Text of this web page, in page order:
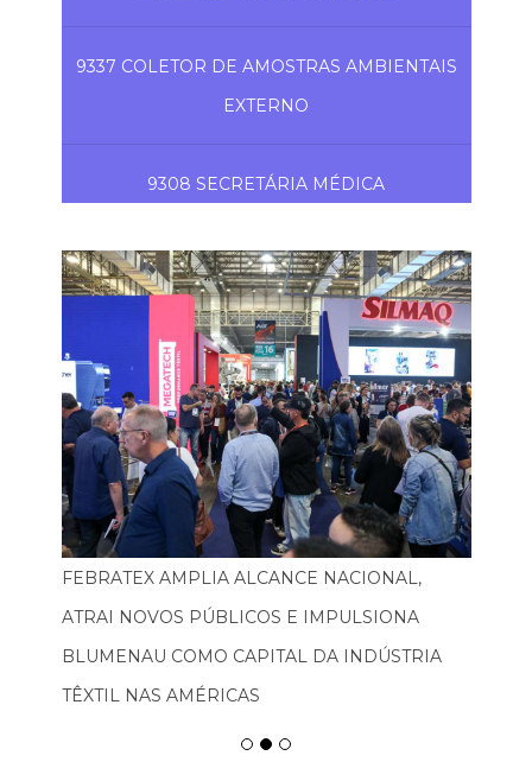
9337 COLETOR DE AMOSTRAS AMBIENTAIS
EXTERNO
9308 SECRETÁRIA MÉDICA
FEBRATEX AMPLIA ALCANCE NACIONAL,
ATRAI NOVOS PÚBLICOS E IMPULSIONA
BLUMENAU COMO CAPITAL DA INDÚSTRIA
TÊXTIL NAS AMÉRICAS